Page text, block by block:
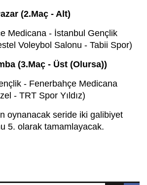
(2.Maç - Alt)
Medicana - İstanbul Gençlik
Voleybol Salonu - Tabii Spor)
(3.Maç - Üst (Olursa))
- Fenerbahçe Medicana
- TRT Spor Yıldız)
oynanacak seride iki galibiyet
5. olarak tamamlayacak.